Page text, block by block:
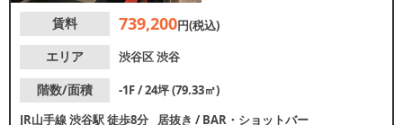
軽にお問合せください。
賃料 739,200円(税込)
エリア
渋谷区渋谷
階数/面積
-1F / 24坪 (79.33㎡)
JR山手線渋谷駅徒歩8分 居抜き /BAR・ショットバー